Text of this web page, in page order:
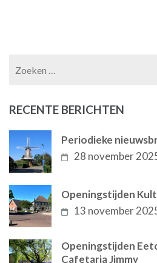
RECENTE BERICHTEN
Periodieke
28 november
Openingstijden
13 november
Openingstijden
Cafetaria Jimmy